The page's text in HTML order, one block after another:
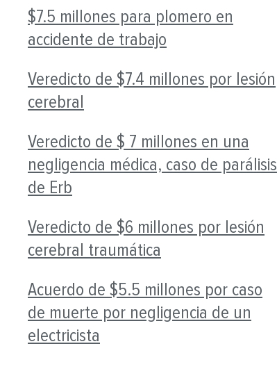
$7.5 millones para plomero en
accidente de trabajo
Veredicto de $7.4 millones por lesión
cerebral
Veredicto de $ 7 millones en una
negligencia médica, caso de parálisis
de Erb
Veredicto de $6 millones por lesión
cerebral traumática
Acuerdo de $5.5 millones por caso
de muerte por negligencia de un
electricista